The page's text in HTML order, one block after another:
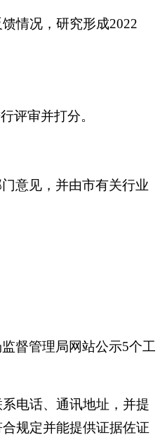
情况，研究形成2022
评审并打分。
意见，并由市有关行业
督管理局网站公示5个工
电话、通讯地址，并提
规定并能提供证据佐证